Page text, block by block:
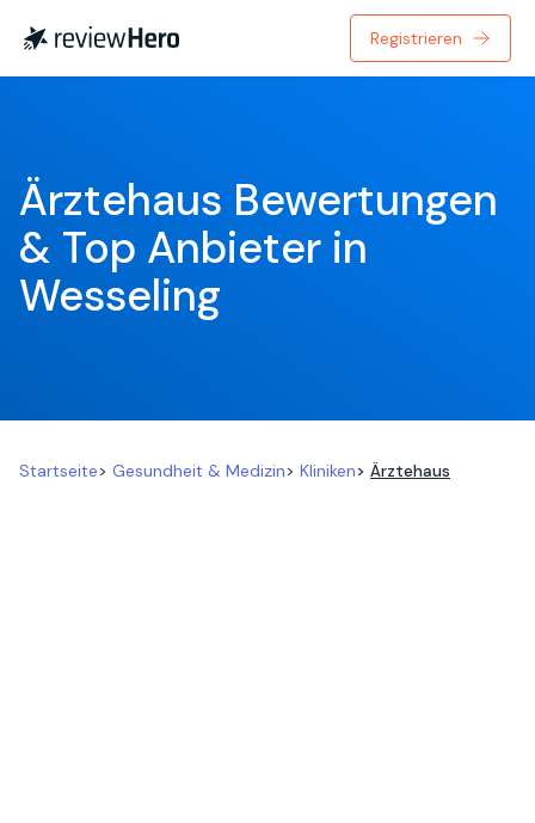
Registrieren
Ärztehaus Bewertungen
& Top Anbieter in
Wesseling
Startseite> Gesundheit & Medizin> Kliniken> Ärztehaus